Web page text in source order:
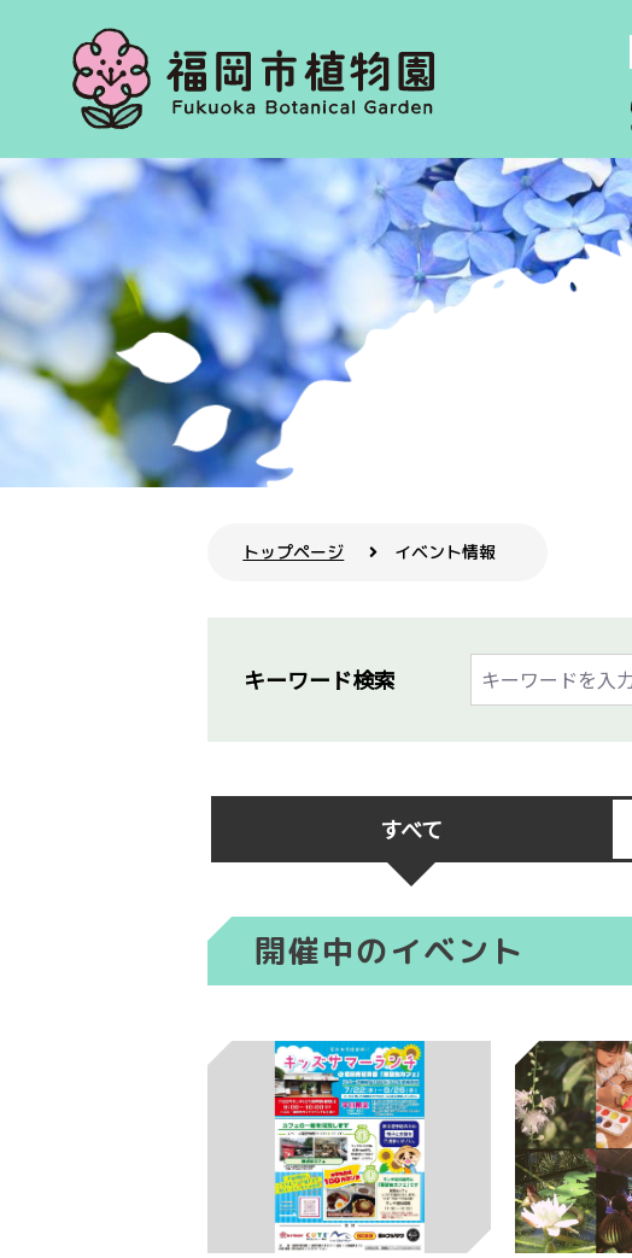
トップページ イベント情報
キーワード検索
すべて
開催中のイベント